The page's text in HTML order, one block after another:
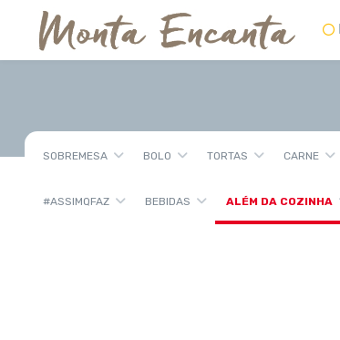
SOBREMESA BOLO TORTAS CARNE
#ASSIMQFAZ BEBIDAS ALÉM DA COZINHA